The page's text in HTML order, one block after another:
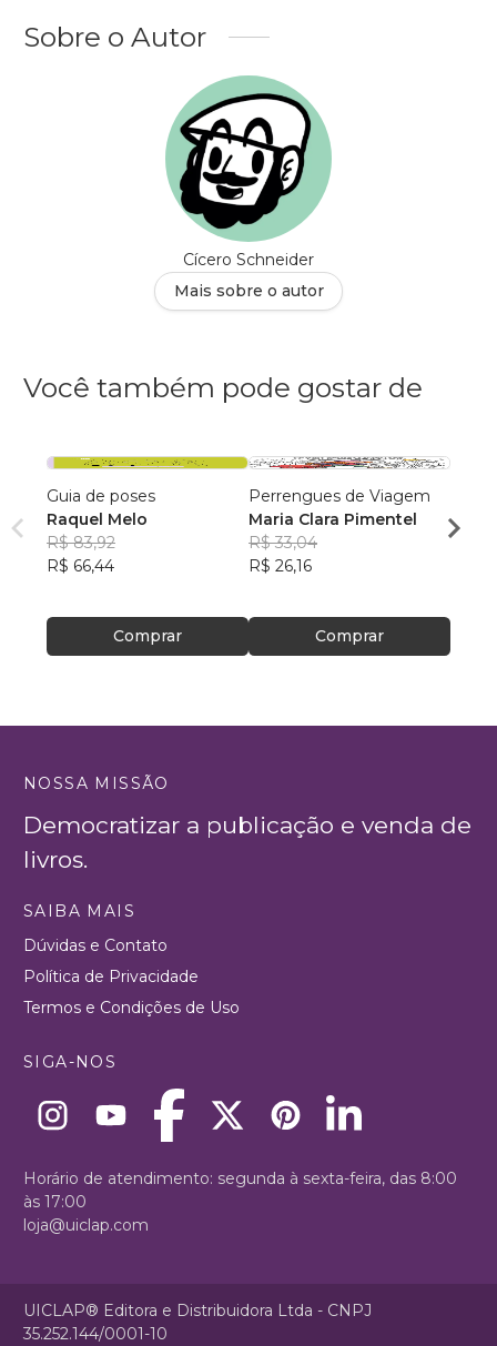
Sobre o Autor
Cícero Schneider
Mais sobre o autor
Você também pode gostar de
Guia de poses
Raquel Melo
R$ 83,92
R$ 66,44
Comprar
Perrengues de Viagem
Maria Clara Pimentel
R$ 33,04
R$ 26,16
Comprar
Pré-
NOSSA MISSÃO
Democratizar a publicação e venda de
livros.
SAIBA MAIS
Dúvidas e Contato
Política de Privacidade
Termos e Condições de Uso
SIGA-NOS
Horário de atendimento: segunda à sexta-feira, das 8:00
às 17:00
loja@uiclap.com
UICLAP® Editora e Distribuidora Ltda - CNPJ
35.252.144/0001-10